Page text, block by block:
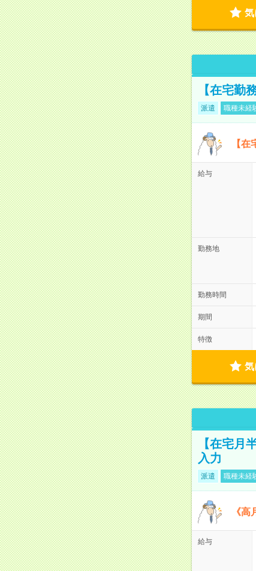
気
【在宅勤
派遣 職種未経
【
給与
勤務地
勤務時間
期間
特徴
気
【在宅月
入力
派遣 職種未経
《
給与